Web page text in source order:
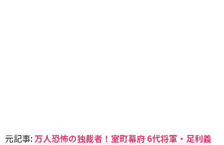
元記事:万人恐怖の独裁者！室町幕府 6代将軍・足利義